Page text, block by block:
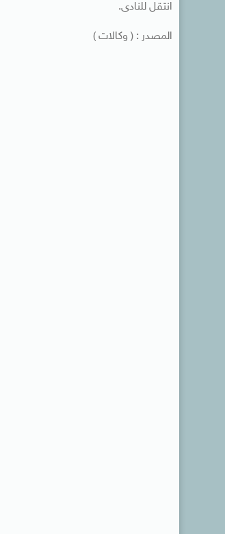
انتقل للنادى.
المصدر : ( وكالات )